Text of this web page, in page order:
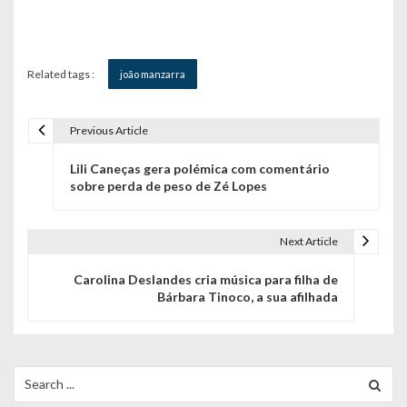
Related tags : joão manzarra
ã
Previous Article
Lili Caneças gera polémica com comentário
sobre perda de peso de Zé Lopes
Next Article
Carolina Deslandes cria música para filha de
Bárbara Tinoco, a sua afilhada
for: